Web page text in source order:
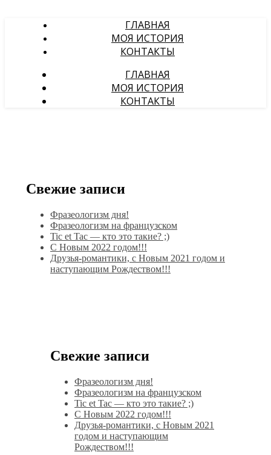
ГЛАВНАЯ
МОЯ ИСТОРИЯ
КОНТАКТЫ
ГЛАВНАЯ
МОЯ ИСТОРИЯ
КОНТАКТЫ
Свежие записи
Фразеологизм дня!
Фразеологизм на французском
Tic et Tac — кто это такие? ;)
С Новым 2022 годом!!!
Друзья-романтики, с Новым 2021 годом и
наступающим Рождеством!!!
Свежие записи
Фразеологизм дня!
Фразеологизм на французском
Tic et Tac — кто это такие? ;)
С Новым 2022 годом!!!
Друзья-романтики, с Новым 2021
годом и наступающим
Рождеством!!!